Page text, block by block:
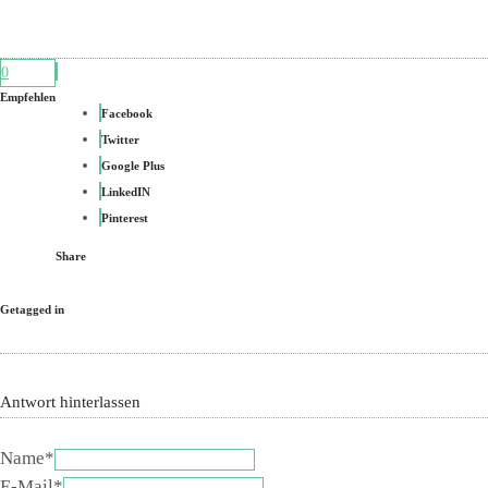
0
Empfehlen
Facebook
Twitter
Google Plus
LinkedIN
Pinterest
Share
Getagged in
Antwort hinterlassen
Name*